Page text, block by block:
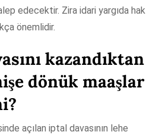
edecektir. Zira idari yargıda hak
önemlidir.
kazandıktan
dönük maaşlar
?
açılan iptal davasının lehe